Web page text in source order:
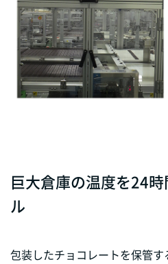
巨大倉庫の温度を24
ル
包装したチョコレートを保管す